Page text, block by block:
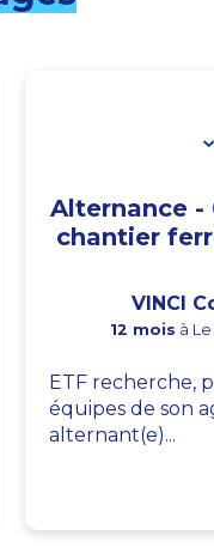
Alternance -
chantier
VINCI
12 mois à
ETF recherche,
équipes de son
alternant(e)...